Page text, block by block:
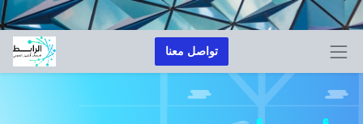
تواصل معنا